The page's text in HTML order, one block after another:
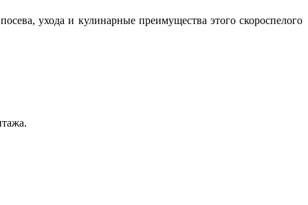
ухода и кулинарные преимущества этого скороспелого